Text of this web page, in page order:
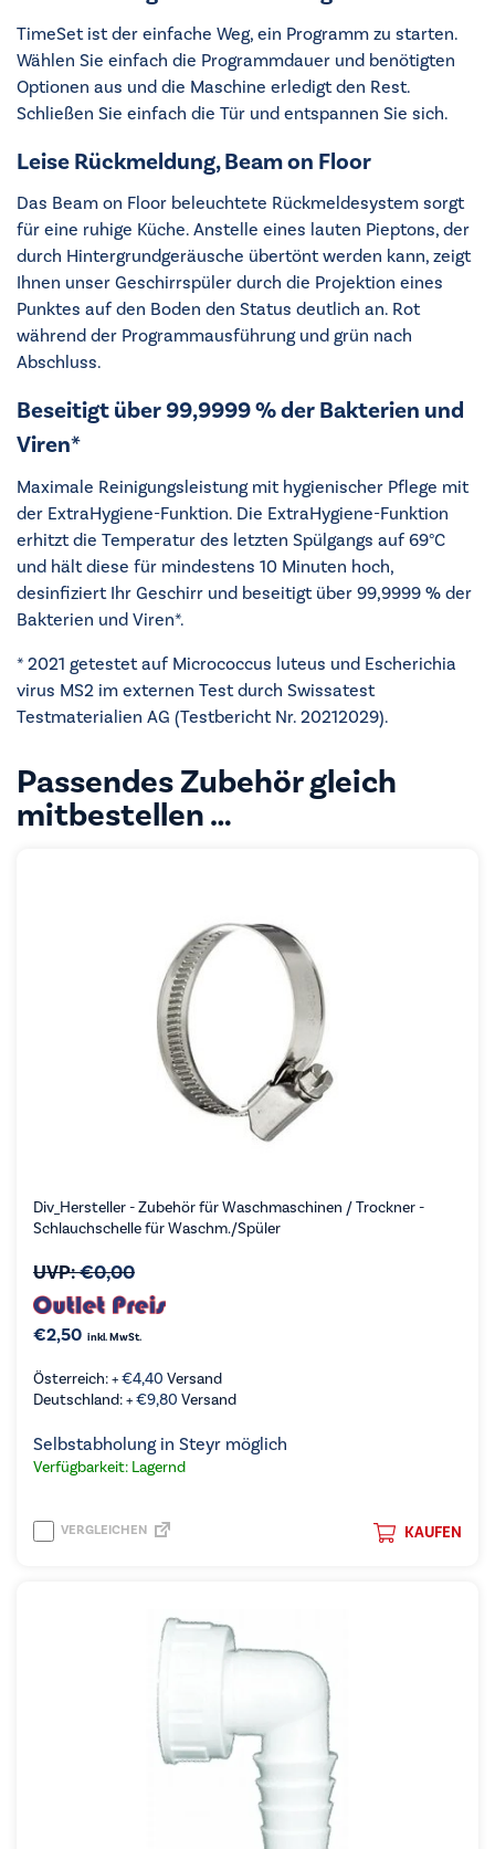
TimeSet ist der einfache Weg, ein Programm zu starten.
Wählen Sie einfach die Programmdauer und benötigten
Optionen aus und die Maschine erledigt den Rest.
Schließen Sie einfach die Tür und entspannen Sie sich.
Leise Rückmeldung, Beam on Floor
Das Beam on Floor beleuchtete Rückmeldesystem sorgt
für eine ruhige Küche. Anstelle eines lauten Pieptons, der
durch Hintergrundgeräusche übertönt werden kann, zeigt
Ihnen unser Geschirrspüler durch die Projektion eines
Punktes auf den Boden den Status deutlich an. Rot
während der Programmausführung und grün nach
Abschluss.
Beseitigt über 99,9999 % der Bakterien und
Viren*
Maximale Reinigungsleistung mit hygienischer Pflege mit
der ExtraHygiene-Funktion. Die ExtraHygiene-Funktion
erhitzt die Temperatur des letzten Spülgangs auf 69°C
und hält diese für mindestens 10 Minuten hoch,
desinfiziert Ihr Geschirr und beseitigt über 99,9999 % der
Bakterien und Viren*.
* 2021 getestet auf Micrococcus luteus und Escherichia
virus MS2 im externen Test durch Swissatest
Testmaterialien AG (Testbericht Nr. 20212029).
Passendes Zubehör gleich
mitbestellen …
Div_Hersteller - Zubehör für Waschmaschinen / Trockner -
Schlauchschelle für Waschm./Spüler
UVP:€0,00
€2,50 inkl. MwSt.
Österreich: +€4,40 Versand
Deutschland: +€9,80 Versand
Selbstabholung in Steyr möglich
Verfügbarkeit: Lagernd
KAUFEN
VERGLEICHEN